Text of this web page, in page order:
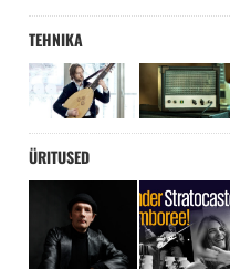
TEHNIKA
ÜRITUSED